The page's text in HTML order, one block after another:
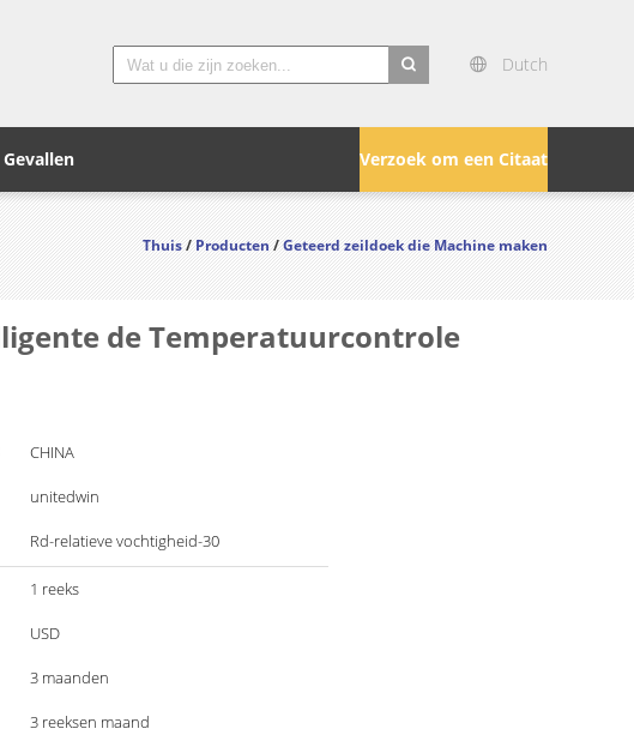
Dutch
Verzoek om een Citaat
Gevallen
Thuis/Producten/Geteerd zeildoek die Machine maken
de Temperatuurcontrole
CHINA
unitedwin
Rd-relatieve vochtigheid-30
1 reeks
USD
3 maanden
3 reeksen maand